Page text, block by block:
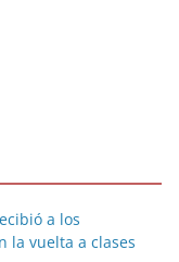
a los
la vuelta a clases